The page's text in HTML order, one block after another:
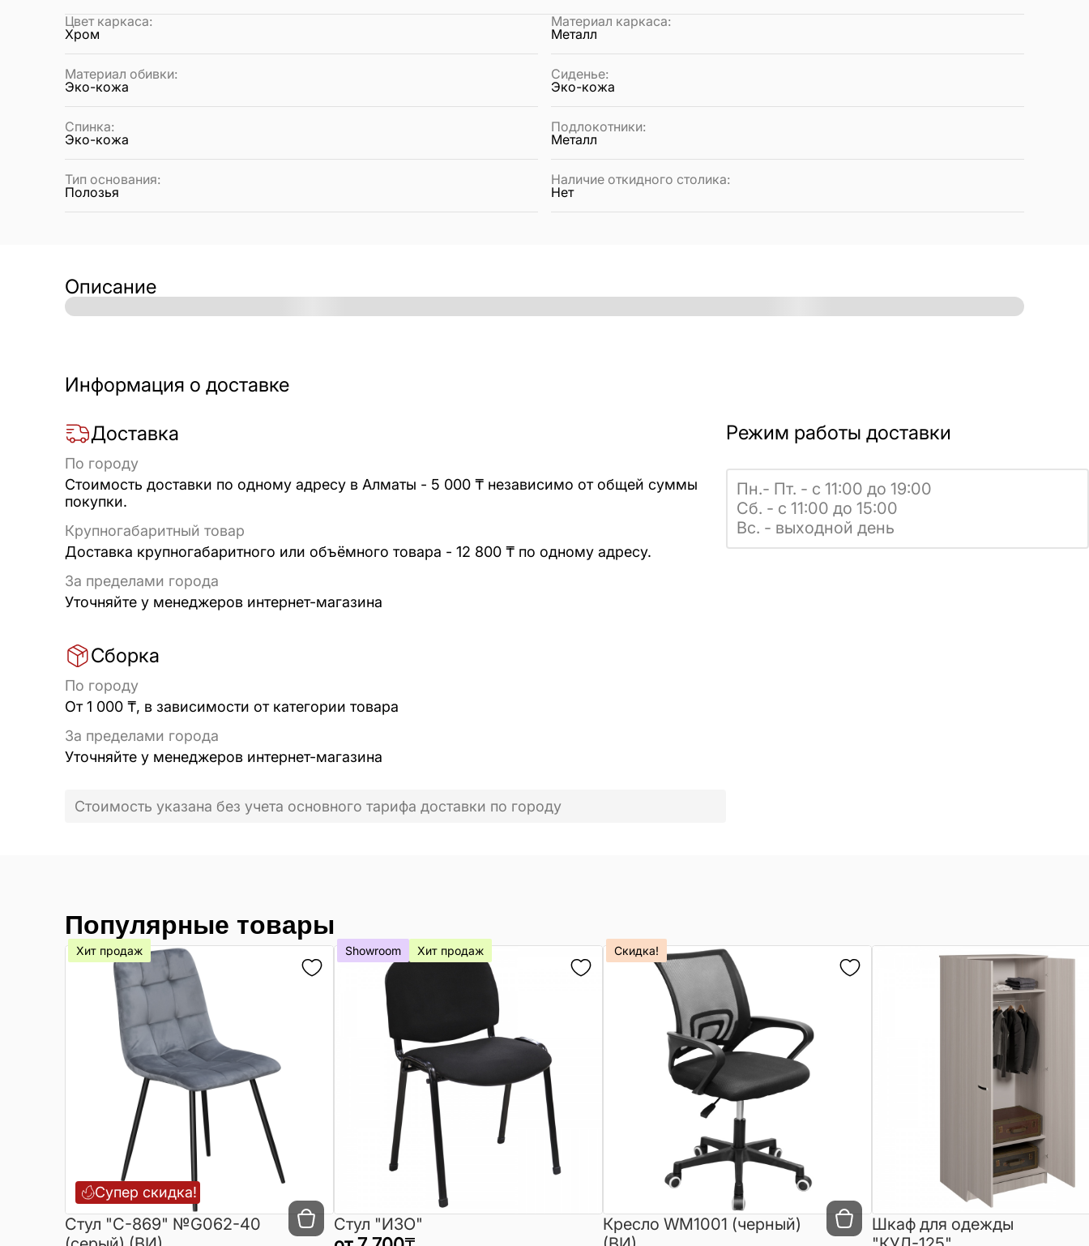
Цвет каркаса:
Хром
Материал каркаса:
Металл
Материал обивки:
Эко-кожа
Сиденье:
Эко-кожа
Спинка:
Эко-кожа
Подлокотники:
Металл
Тип основания:
Полозья
Наличие откидного столика:
Нет
Описание
Информация о доставке
Доставка
По городу
Стоимость доставки по одному адресу в Алматы - 5 000 ₸ независимо от общей суммы
покупки.
Крупногабаритный товар
Доставка крупногабаритного или объёмного товара - 12 800 ₸ по одному адресу.
За пределами города
Уточняйте у менеджеров интернет-магазина
Сборка
По городу
От 1 000 ₸, в зависимости от категории товара
За пределами города
Уточняйте у менеджеров интернет-магазина
Стоимость указана без учета основного тарифа доставки по городу
Режим работы доставки
Пн.- Пт. - с 11:00 до 19:00
Сб. - с 11:00 до 15:00
Вс. - выходной день
Популярные товары
Супер скидка!
Хит продаж
Cтул "C-869" №G062-40
Showroom Хит продаж
Стул "ИЗО"
Скидка!
Кресло WM1001 (черный)
Шкаф для одежды